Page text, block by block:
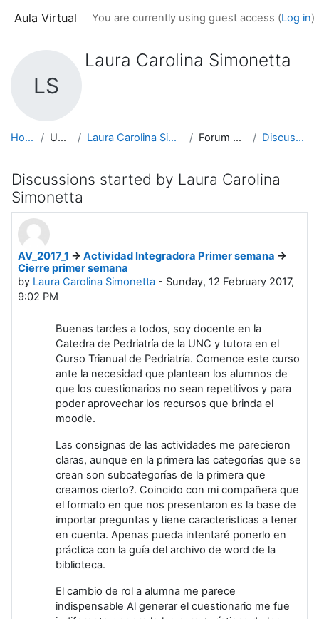
Aula Virtual You are currently using guest access (Log in)
LS
Laura Carolina Simonetta
Home Users Laura Carolina Simonetta Forum posts Discussions
Discussions started by Laura Carolina
Simonetta
AV_2017_1 -> Actividad Integradora Primer semana ->
Cierre primer semana
by Laura Carolina Simonetta - Sunday, 12 February 2017,
9:02 PM
Buenas tardes a todos, soy docente en la
Catedra de Pedriatría de la UNC y tutora en el
Curso Trianual de Pedriatría. Comence este curso
ante la necesidad que plantean los alumnos de
que los cuestionarios no sean repetitivos y para
poder aprovechar los recursos que brinda el
moodle.
Las consignas de las actividades me parecieron
claras, aunque en la primera las categorías que se
crean son subcategorías de la primera que
creamos cierto?. Coincido con mi compañera que
el formato en que nos presentaron es la base de
importar preguntas y tiene caracteristicas a tener
en cuenta. Apenas pueda intentaré ponerlo en
práctica con la guía del archivo de word de la
biblioteca.
El cambio de rol a alumna me parece
indispensable Al generar el cuestionario me fue